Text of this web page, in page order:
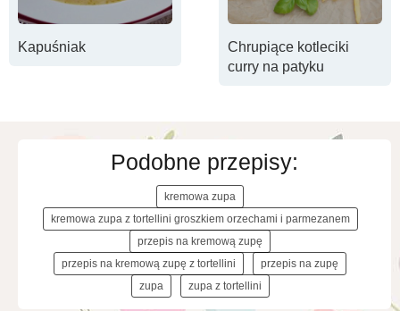
Kapuśniak
Chrupiące kotleciki
curry na patyku
Podobne przepisy:
kremowa zupa
kremowa zupa z tortellini groszkiem orzechami i parmezanem
przepis na kremową zupę
przepis na kremową zupę z tortellini
przepis na zupę
zupa
zupa z tortellini